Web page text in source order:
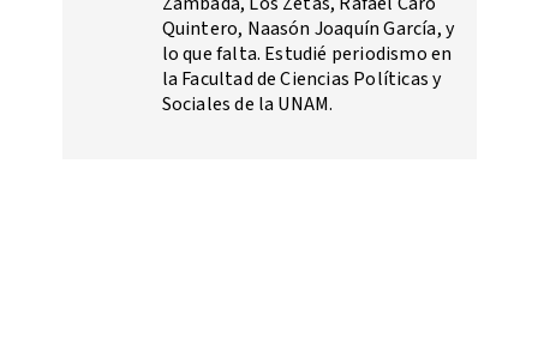
Quintero, Naasón Joaquín García, y
lo que falta. Estudié periodismo en
la Facultad de Ciencias Políticas y
Sociales de la UNAM.